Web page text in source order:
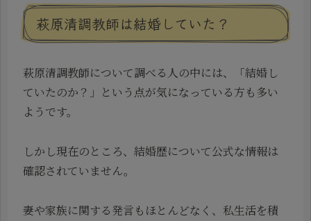
萩原清調教師は結婚していた？
萩原清調教師について調べる人の中には、「結婚し
ていたのか？」という点が気になっている方も多い
ようです。
しかし現在のところ、結婚歴について公式な情報は
確認されていません。
妻や家族に関する発言もほとんどなく、私生活を積